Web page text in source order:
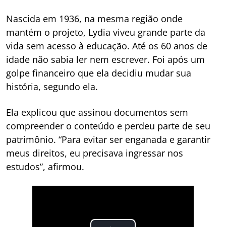
Nascida em 1936, na mesma região onde
mantém o projeto, Lydia viveu grande parte da
vida sem acesso à educação. Até os 60 anos de
idade não sabia ler nem escrever. Foi após um
golpe financeiro que ela decidiu mudar sua
história, segundo ela.
Ela explicou que assinou documentos sem
compreender o conteúdo e perdeu parte de seu
patrimônio. “Para evitar ser enganada e garantir
meus direitos, eu precisava ingressar nos
estudos”, afirmou.